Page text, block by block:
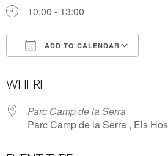
10:00 - 13:00
ADD TO CALENDAR
WHERE
Parc Camp de la Serra
Parc Camp de la Serra , Els